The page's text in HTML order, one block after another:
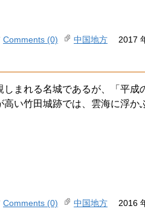
Comments (0) 中国地方 2017
まれる名城であるが、「平成
い竹田城跡では、雲海に浮か
Comments (0) 中国地方 2016